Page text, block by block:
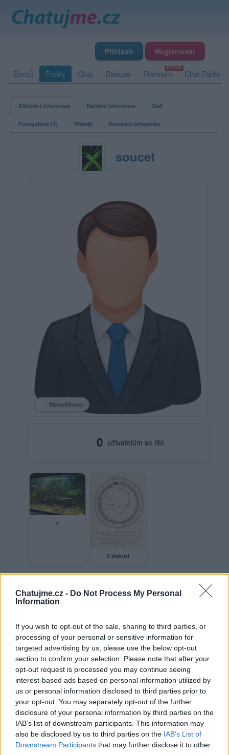
Chatujme.cz - Do Not Process My Personal
Information
If you wish to opt-out of the sale, sharing to third parties, or
processing of your personal or sensitive information for
targeted advertising by us, please use the below opt-out
section to confirm your selection. Please note that after your
opt-out request is processed you may continue seeing
interest-based ads based on personal information utilized by
us or personal information disclosed to third parties prior to
your opt-out. You may separately opt-out of the further
disclosure of your personal information by third parties on the
IAB’s list of downstream participants. This information may
also be disclosed by us to third parties on the IAB’s List of
Downstream Participants that may further disclose it to other
Přihlásit Registrovat
Domů Profily Chat Diskuze Premium Chat Rádio
Základní informace Detailní informace Zeď
Fotogalerie (2) Přátelé Poslední příspěvky
soucet
Neověřeno
0 uživatelům se líbí
1
Z diskuzí
Věk: ??
Země: ČR
Kontakt
Napsat uživateli vzkaz
Informace o profilu a chatu
: 03.01.2020 13:13
Online: Není nikde online
Naposledy aktivní
: 07.08.2026 00:42
Prochatováno: 0.03 hod.
Počet přátel: 9
Profil zobrazen: 664x